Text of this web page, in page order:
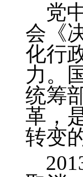
党
会《
化行
力。
统筹
革，
转变